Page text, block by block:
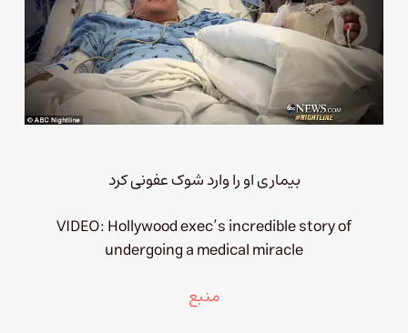
بیماری او را وارد شوک عفونی کرد
VIDEO: Hollywood exec’s incredible story of
undergoing a medical miracle
منبع